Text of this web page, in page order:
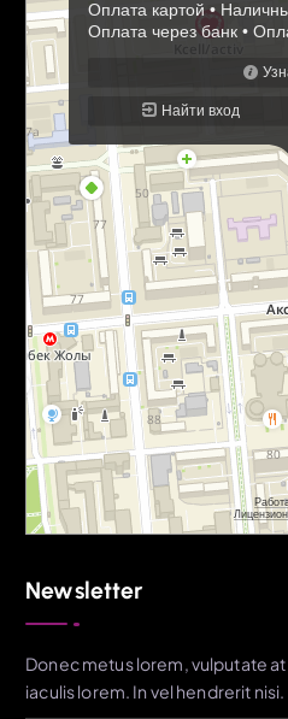
Newsletter
Donec metus lorem, vulputate
iaculis lorem. In vel hendrerit nisi.